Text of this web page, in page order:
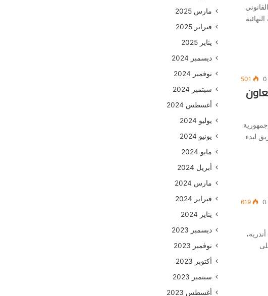
0
501
لبدء
0
619
مارس 2025
فبراير 2025
يناير 2025
ديسمبر 2024
نوفمبر 2024
سبتمبر 2024
أغسطس 2024
يوليو 2024
يونيو 2024
مايو 2024
أبريل 2024
مارس 2024
فبراير 2024
يناير 2024
ديسمبر 2023
نوفمبر 2023
أكتوبر 2023
سبتمبر 2023
أغسطس 2023